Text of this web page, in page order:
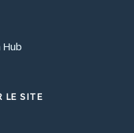
Hub
LE SITE